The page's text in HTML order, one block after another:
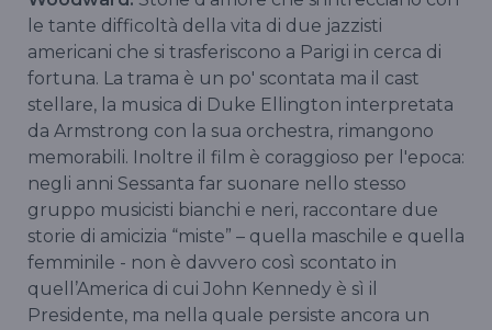
le tante difficoltà della vita di due jazzisti
americani che si trasferiscono a Parigi in cerca di
fortuna. La trama è un po' scontata ma il cast
stellare, la musica di Duke Ellington interpretata
da Armstrong con la sua orchestra, rimangono
memorabili. Inoltre il film è coraggioso per l'epoca:
negli anni Sessanta far suonare nello stesso
gruppo musicisti bianchi e neri, raccontare due
storie di amicizia “miste” – quella maschile e quella
femminile - non è davvero così scontato in
quell’America di cui John Kennedy è sì il
Presidente, ma nella quale persiste ancora un